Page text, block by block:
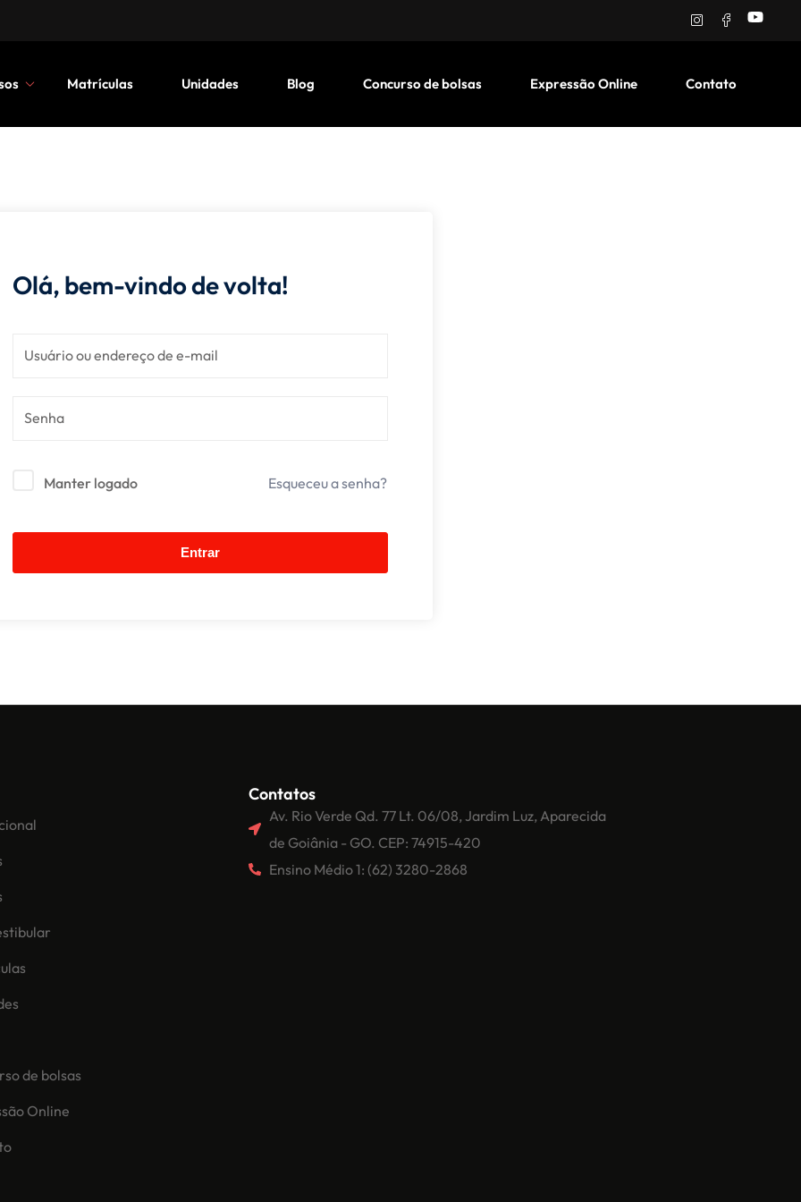
Matrículas Unidades Blog Concurso de bolsas Expressão Online Contato
Olá, bem-vindo de volta!
Manter logado Esqueceu a senha?
Entrar
de bolsas
Online
Contatos
Av. Rio Verde Qd. 77 Lt. 06/08, Jardim Luz, Aparecida
de Goiânia - GO. CEP: 74915-420
Ensino Médio 1: (62) 3280-2868